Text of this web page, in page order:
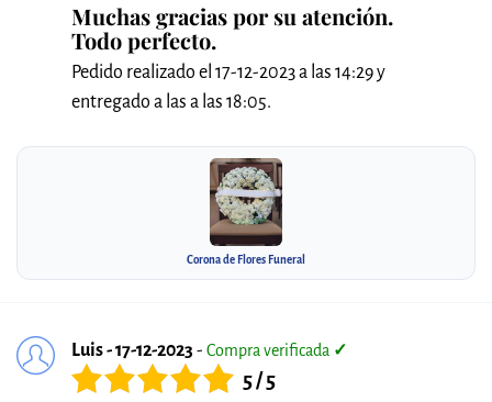
Muchas gracias por su atención.
Todo perfecto.
Pedido realizado el 17-12-2023 a las 14:29 y
entregado a las a las 18:05.
Corona de Flores Funeral
Luis - 17-12-2023 - Compra verificada ✓
5 / 5